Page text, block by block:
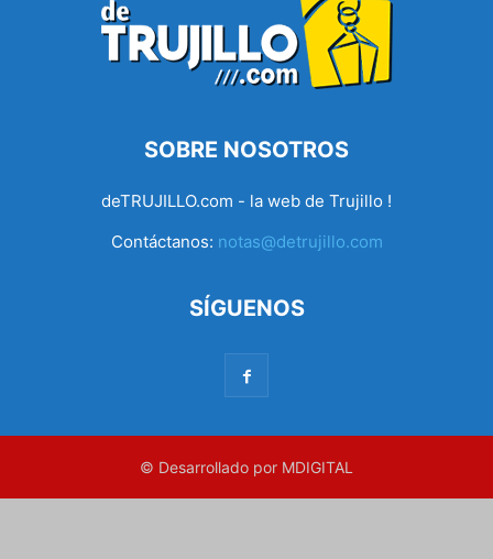
SOBRE NOSOTROS
deTRUJILLO.com - la web de Trujillo !
Contáctanos: notas@detrujillo.com
SÍGUENOS
© Desarrollado por MDIGITAL